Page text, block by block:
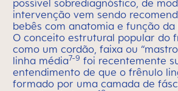
possível sobrediagnóstico, de
intervenção vem sendo
bebês com anatomia e função da
O conceito estrutural popular do
como um cordão, faixa ou
linha média7-9 foi recentemente
entendimento de que o frênulo
formado por uma camada de